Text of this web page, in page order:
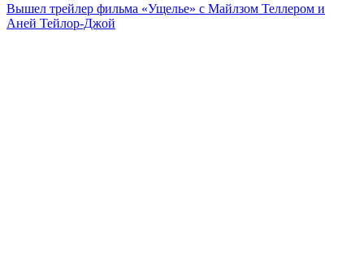
Вышел трейлер фильма «Ущелье» с Майлзом Теллером и
Аней Тейлор-Джой